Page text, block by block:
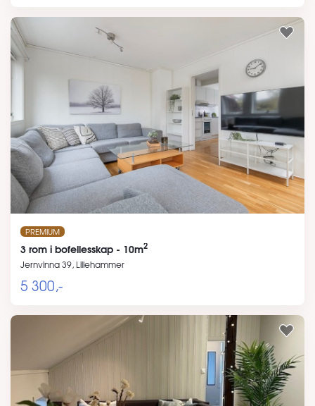
PREMIUM
3 rom i bofellesskap - 10m2
Jernvinna 39, Lillehammer
5 300,-